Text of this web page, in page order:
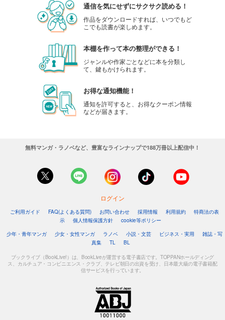
通信を気にせずにサクサク読める！
作品をダウンロードすれば、いつでもど
こでも読書が楽しめます。
本棚を作って本の整理ができる！
ジャンルや作家ごとなどに本を分類し
て、鍵もかけられます。
お得な通知機能！
通知を許可すると、お得なクーポン情報
などが届きます。
無料マンガ・ラノベなど、豊富なラインナップで188万冊以上配信中！
ログイン
ご利用ガイド FAQ(よくある質問) お問い合わせ 採用情報 利用規約
特商法の表
示
個人情報保護方針
cookie等ポリシー
少年・青年マンガ
少女・女性マンガ ラノベ 小説・文芸 ビジネス・実用
雑誌・写
真集
TL BL
ブックライブ（BookLive!）は、BookLiveが運営する電子書店です。TOPPANホールディング
ス、カルチュア・コンビニエンス・クラブ、テレビ朝日の出資を受け、日本最大級の電子書籍配
信サービスを行っています。